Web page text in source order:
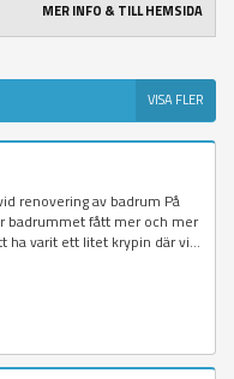
MER INFO & TILL HEMSIDA
VISA FLER
renovering av badrum På
badrummet fått mer och mer
ha varit ett litet krypin där vi...